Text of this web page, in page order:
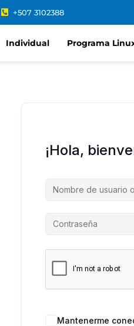
+507 3102388
Individual Programa
¡Hola,
Mantenerme